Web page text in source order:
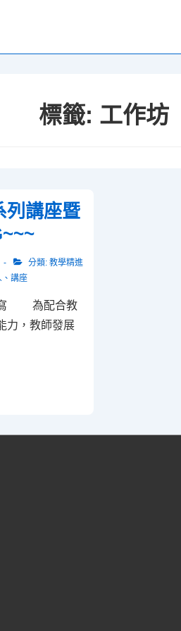
標籤: 工作坊
列講座暨
分類: 教學精進
、 講座
寫 為配合教
力，教師發展